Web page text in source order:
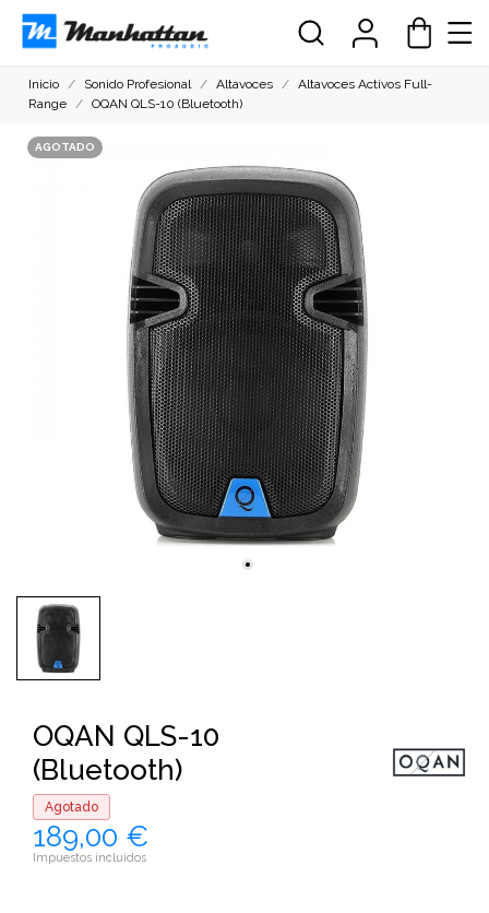
Inicio Sonido Profesional Altavoces
Altavoces Activos Full-
Range
OQAN QLS-10 (Bluetooth)
AGOTADO
OQAN QLS-10
(Bluetooth)
Agotado
189,00 €
Impuestos incluidos